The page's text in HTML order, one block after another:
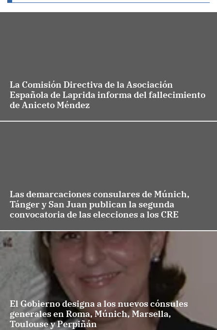
La Comisión Directiva de la Asociación
Española de Laprida informa del fallecimiento
de Aniceto Méndez
Las demarcaciones consulares de Múnich,
Tánger y San Juan publican la segunda
convocatoria de las elecciones a los CRE
El Gobierno designa a los nuevos cónsules
generales en Roma, Múnich, Marsella,
Toulouse y Perpiñán